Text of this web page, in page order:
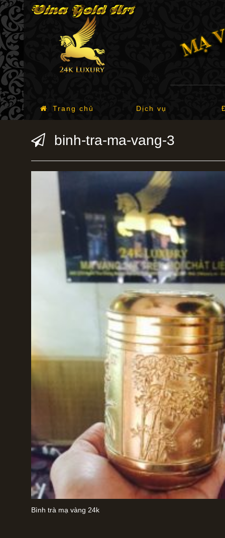
Trang chủ Dịch vụ
binh-tra-ma-vang-3
Bình trà mạ vàng 24k